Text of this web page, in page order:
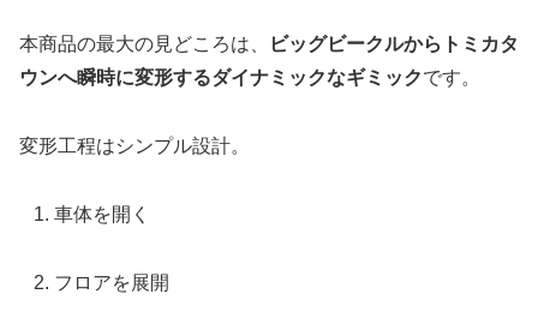
本商品の最大の見どころは、
ビッグビークルからトミカタ
ウンへ瞬時に変形するダイナミックなギミックです。
変形工程はシンプル設計。
車体を開く
フロアを展開